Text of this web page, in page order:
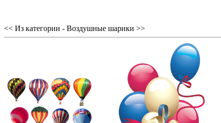
<< Из категории - Воздушные шарики >>